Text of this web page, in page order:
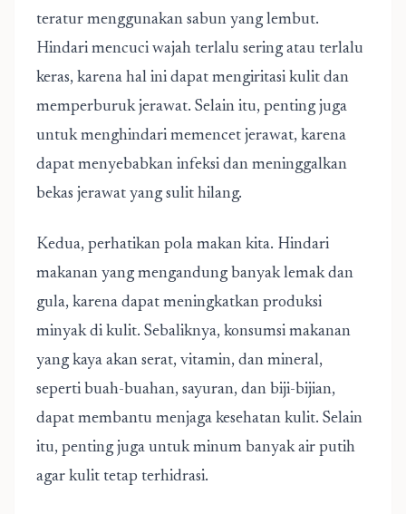
teratur menggunakan sabun yang lembut.
Hindari mencuci wajah terlalu sering atau terlalu
keras, karena hal ini dapat mengiritasi kulit dan
memperburuk jerawat. Selain itu, penting juga
untuk menghindari memencet jerawat, karena
dapat menyebabkan infeksi dan meninggalkan
bekas jerawat yang sulit hilang.
Kedua, perhatikan pola makan kita. Hindari
makanan yang mengandung banyak lemak dan
gula, karena dapat meningkatkan produksi
minyak di kulit. Sebaliknya, konsumsi makanan
yang kaya akan serat, vitamin, dan mineral,
seperti buah-buahan, sayuran, dan biji-bijian,
dapat membantu menjaga kesehatan kulit. Selain
itu, penting juga untuk minum banyak air putih
agar kulit tetap terhidrasi.